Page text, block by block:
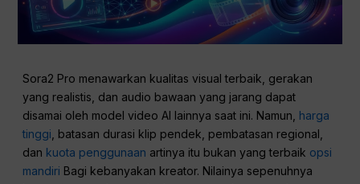
Sora2 Pro menawarkan kualitas visual terbaik, gerakan
yang realistis, dan audio bawaan yang jarang dapat
disamai oleh model video AI lainnya saat ini. Namun, harga
tinggi , batasan durasi klip pendek, pembatasan regional,
dan kuota penggunaan artinya itu bukan yang terbaik opsi
mandiri Bagi kebanyakan kreator. Nilainya sepenuhnya